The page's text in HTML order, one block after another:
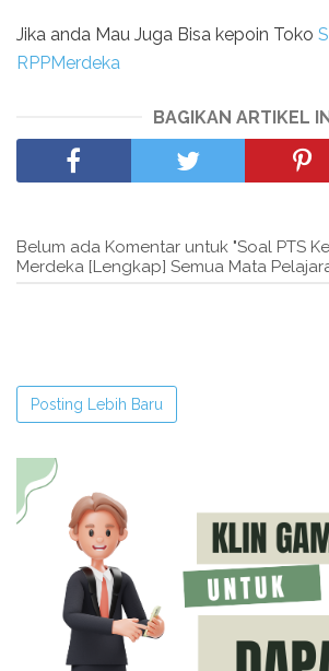
Jika anda Mau Juga Bisa kepoin Toko
RPPMerdeka
BAGIKAN ARTIKEL
Belum ada Komentar untuk "Soal PTS
Merdeka [Lengkap] Semua Mata
Posting Lebih Baru